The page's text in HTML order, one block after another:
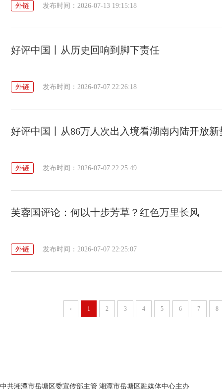
外链 发布时间：2026-07-13 19:15:18
好评中国丨从历史回响到脚下责任
外链 发布时间：2026-07-07 22:26:18
好评中国丨从86万人次出入境看湖南内陆开放新
外链 发布时间：2026-07-07 22:25:49
芙蓉国评论：何以十步芳草？红色万里长风
外链 发布时间：2026-07-07 22:25:07
‹ 1 2 3 4 5 6 7 8
中共湘潭市岳塘区委宣传部主管 湘潭市岳塘区融媒体中心主办